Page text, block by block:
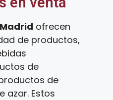
ofrecen
de productos,
de
de
azar. Estos